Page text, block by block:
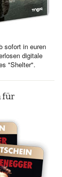
sofort in euren
digitale
"Shelter".
für